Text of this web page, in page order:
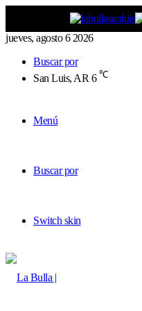
jueves, agosto 6 2026
Buscar por
San Luis, AR 6 ℃
Menú
Buscar por
Switch skin